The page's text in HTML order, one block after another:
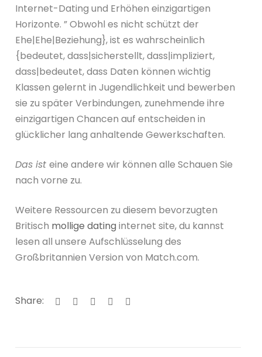
Internet-Dating und Erhöhen einzigartigen
Horizonte. ” Obwohl es nicht schützt der
Ehe|Ehe|Beziehung}, ist es wahrscheinlich
{bedeutet, dass|sicherstellt, dass|impliziert,
dass|bedeutet, dass Daten können wichtig
Klassen gelernt in Jugendlichkeit und bewerben
sie zu später Verbindungen, zunehmende ihre
einzigartigen Chancen auf entscheiden in
glücklicher lang anhaltende Gewerkschaften.
Das isteine andere wir können alle Schauen Sie
nach vorne zu.
Weitere Ressourcen zu diesem bevorzugten
Britisch mollige dating internet site, du kannst
lesen all unsere Aufschlüsselung des
Großbritannien Version von Match.com.
Share: